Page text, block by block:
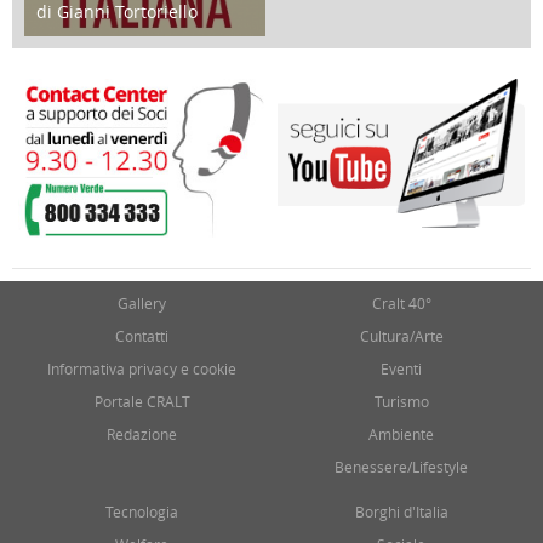
di Gianni Tortoriello
17 Marzo 2018
Gallery
Contatti
Informativa privacy e cookie
Portale CRALT
Redazione
Cralt 40°
Cultura/Arte
Eventi
Turismo
Ambiente
Benessere/Lifestyle
Tecnologia
Borghi d'Italia